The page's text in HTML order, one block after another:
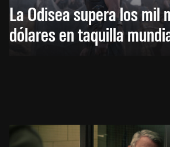
La Odisea supera los mil
dólares en taquilla